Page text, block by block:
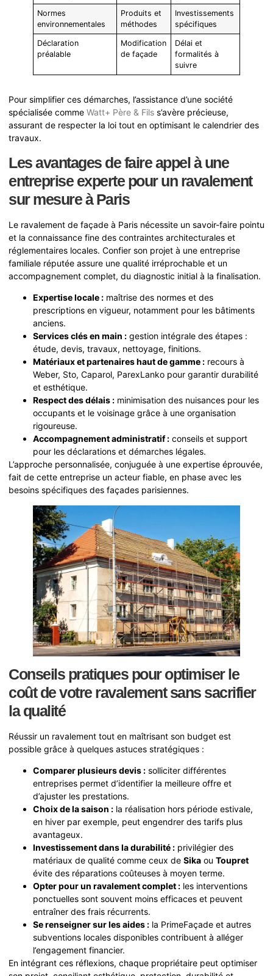
Normes
environnementales
Produits et
méthodes
Investissements
spécifiques
Déclaration
préalable
Modification
de façade
Délai et
formalités à
suivre
Pour simplifier ces démarches, l’assistance d’une société
spécialisée comme Watt+ Père & Fils s’avère précieuse,
assurant de respecter la loi tout en optimisant le calendrier des
travaux.
Les avantages de faire appel à une
entreprise experte pour un ravalement
sur mesure à Paris
Le ravalement de façade à Paris nécessite un savoir-faire pointu
et la connaissance fine des contraintes architecturales et
réglementaires locales. Confier son projet à une entreprise
familiale réputée assure une qualité irréprochable et un
accompagnement complet, du diagnostic initial à la finalisation.
Expertise locale : maîtrise des normes et des
prescriptions en vigueur, notamment pour les bâtiments
anciens.
Services clés en main : gestion intégrale des étapes :
étude, devis, travaux, nettoyage, finitions.
Matériaux et partenaires haut de gamme : recours à
Weber, Sto, Caparol, ParexLanko pour garantir durabilité
et esthétique.
Respect des délais : minimisation des nuisances pour les
occupants et le voisinage grâce à une organisation
rigoureuse.
Accompagnement administratif : conseils et support
pour les déclarations et démarches légales.
L’approche personnalisée, conjuguée à une expertise éprouvée,
fait de cette entreprise un acteur fiable, en phase avec les
besoins spécifiques des façades parisiennes.
Conseils pratiques pour optimiser le
coût de votre ravalement sans sacrifier
la qualité
Réussir un ravalement tout en maîtrisant son budget est
possible grâce à quelques astuces stratégiques :
Comparer plusieurs devis : solliciter différentes
entreprises permet d’identifier la meilleure offre et
d’ajuster les prestations.
Choix de la saison : la réalisation hors période estivale,
en hiver par exemple, peut engendrer des tarifs plus
avantageux.
Investissement dans la durabilité : privilégier des
matériaux de qualité comme ceux de Sika ou Toupret
évite des réparations coûteuses à moyen terme.
Opter pour un ravalement complet : les interventions
ponctuelles sont souvent moins efficaces et peuvent
entraîner des frais récurrents.
Se renseigner sur les aides : la PrimeFaçade et autres
subventions locales disponibles contribuent à alléger
l’engagement financier.
En intégrant ces réflexions, chaque propriétaire peut optimiser